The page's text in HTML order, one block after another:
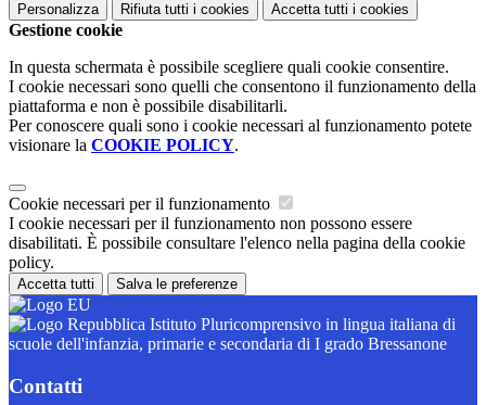
Personalizza Rifiuta tutti i cookies Accetta tutti i cookies
Gestione cookie
In questa schermata è possibile scegliere quali cookie consentire.
I cookie necessari sono quelli che consentono il funzionamento della
piattaforma e non è possibile disabilitarli.
Per conoscere quali sono i cookie necessari al funzionamento potete
visionare la COOKIE POLICY.
Cookie necessari per il funzionamento
I cookie necessari per il funzionamento non possono essere
disabilitati. È possibile consultare l'elenco nella pagina della cookie
policy.
Accetta tutti Salva le preferenze
Istituto Pluricomprensivo in lingua italiana di
scuole dell'infanzia, primarie e secondaria di I grado Bressanone
Contatti